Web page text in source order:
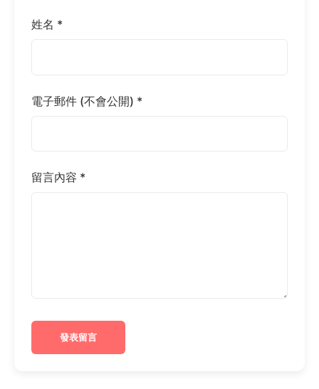
姓名 *
電子郵件 (不會公開) *
留言內容 *
發表留言